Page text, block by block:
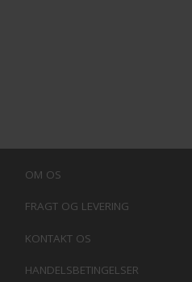
OM OS
FRAGT OG LEVERING
KONTAKT OS
HANDELSBETINGELSER